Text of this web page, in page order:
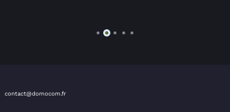
contact@domocom.fr